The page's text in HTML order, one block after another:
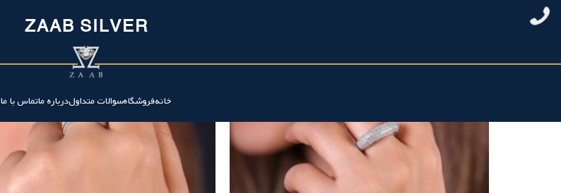
ZAAB SILVER
خانهفروشگاهسوالات متداولدرباره ماتماس با ما